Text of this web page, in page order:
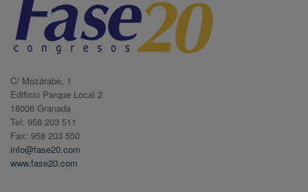
C/ Mozárabe, 1
Edificio Parque Local 2
18006 Granada
Tel: 958 203 511
Fax: 958 203 550
info@fase20.com
www.fase20.com